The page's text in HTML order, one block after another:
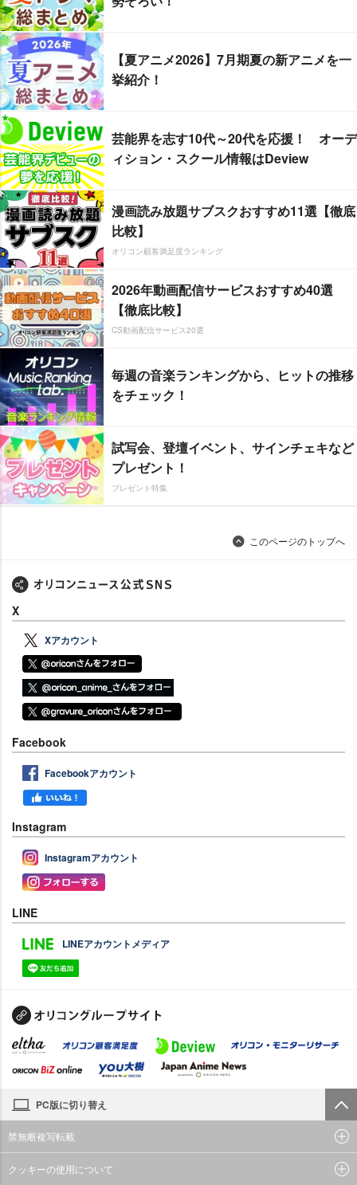
【夏アニメ2026】7月期夏の新アニメを一
挙紹介！
芸能界を志す10代～20代を応援！ オーデ
ィション・スクール情報はDeview
漫画読み放題サブスクおすすめ11選【徹底
比較】
オリコン顧客満足度ランキング
2026年動画配信サービスおすすめ40選
【徹底比較】
CS動画配信サービス20選
毎週の音楽ランキングから、ヒットの推移
をチェック！
試写会、登壇イベント、サインチェキなど
プレゼント！
プレゼント特集
このページのトップへ
X
Xアカウント
Facebook
Facebookアカウント
Instagram
Instagramアカウント
LINE
LINEアカウントメディア
PC版に切り替え
禁無断複写転載
クッキーの使用について